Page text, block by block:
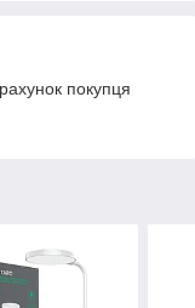
покупця